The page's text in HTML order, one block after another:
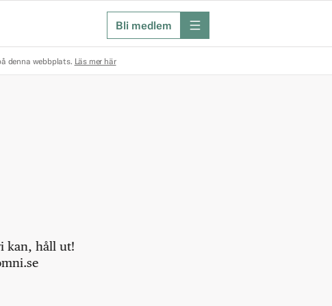
Bli medlem meny
denna webbplats. Läs mer här
kan, håll ut!